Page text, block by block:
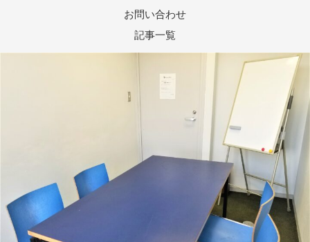
お問い合わせ
記事一覧